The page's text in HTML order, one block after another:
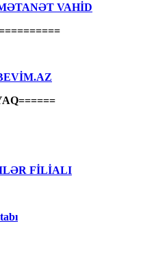
VAHİD
FİLİALI